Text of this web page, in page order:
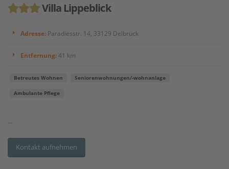
Villa Lippeblick
Adresse: Paradiesstr. 14, 33129 Delbrück
Entfernung:41 km
Betreutes Wohnen Seniorenwohnungen/-wohnanlage
Ambulante Pflege
...
Kontakt aufnehmen